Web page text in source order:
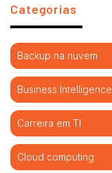
Categorias
Backup na nuvem
Business Intelligence
Carreira em TI
Cloud computing